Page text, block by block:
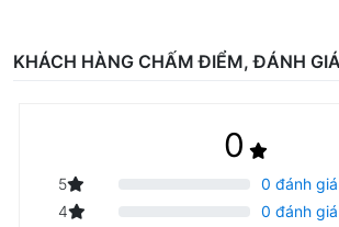
Cổng USB Type-C tiện lợi
Sạc nhanh, phổ biến, dễ dàng kết nối với
Thiết kế nhỏ gọn, dễ mang theo
Kích thước chỉ 136 × 68 × 14.8 mm, thuận
khi di chuyển.
KHÁCH HÀNG CHẤM ĐIỂM, ĐÁNH
0
5
0 đánh giá
4
0 đánh giá